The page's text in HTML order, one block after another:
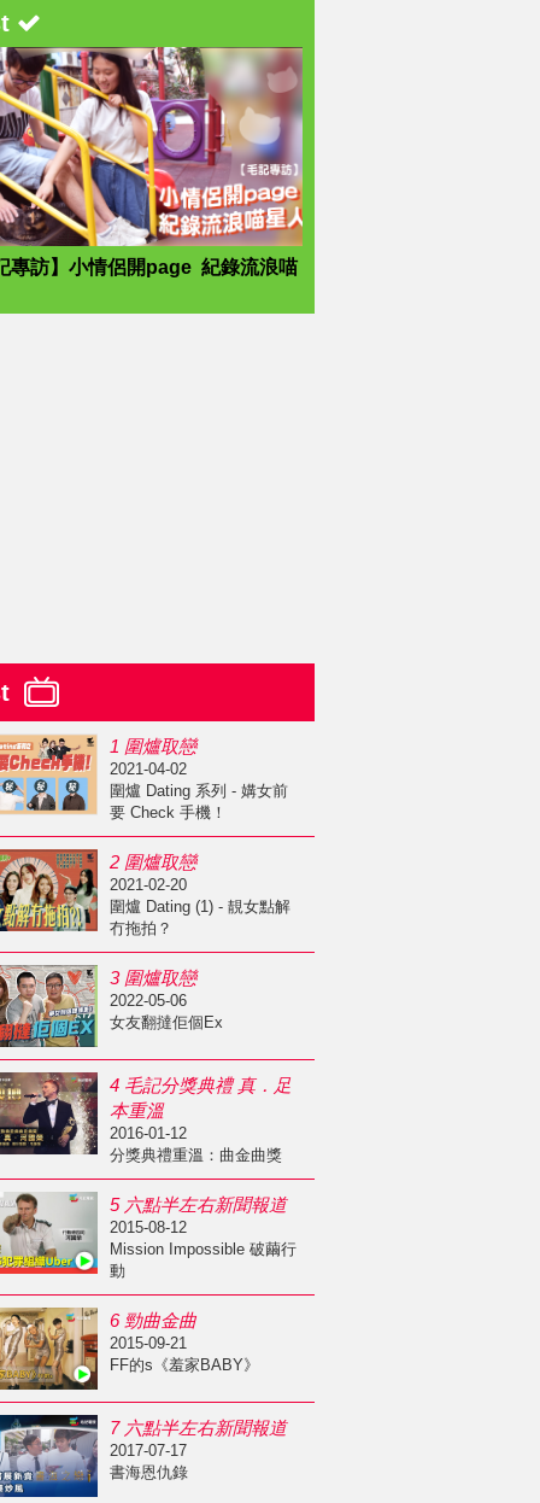
專訪】小情侶開page 紀錄流浪喵
1 圍爐取戀
2021-04-02
圍爐 Dating 系列 - 媾女前
要 Check 手機！
2 圍爐取戀
2021-02-20
圍爐 Dating (1) - 靚女點解
冇拖拍？
3 圍爐取戀
2022-05-06
女友翻撻佢個Ex
4 毛記分獎典禮 真．足
本重溫
2016-01-12
分獎典禮重溫：曲金曲獎
5 六點半左右新聞報道
2015-08-12
Mission Impossible 破繭行
動
6 勁曲金曲
2015-09-21
FF的s《羞家BABY》
7 六點半左右新聞報道
2017-07-17
書海恩仇錄